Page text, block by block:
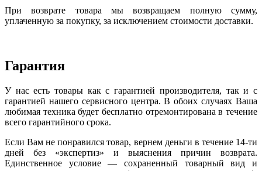
При возврате товара мы возвращаем полную сумму,
уплаченную за покупку, за исключением стоимости доставки.
Гарантия
У нас есть товары как с гарантией производителя, так и с
гарантией нашего сервисного центра. В обоих случаях Ваша
любимая техника будет бесплатно отремонтирована в течение
всего гарантийного срока.
Если Вам не понравился товар, вернем деньги в течение 14-ти
дней без «экспертиз» и выяснения причин возврата.
Единственное условие — сохраненный товарный вид и